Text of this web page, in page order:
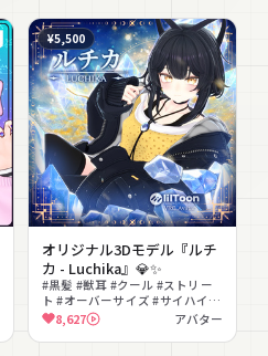
¥5,500
オリジナル3Dモデル『ルチ
カ - Luchika』💎✨️
#黒髪 #獣耳 #クール #ストリー
ト #オーバーサイズ #サイハイソ
ックス #AFKモーション
#lilToon対応 #PhysBone対応 #
衣装切替
8,627 アバター